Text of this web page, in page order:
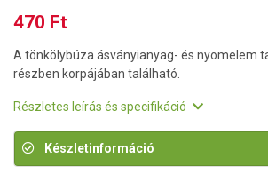
470 Ft
A tönkölybúza ásványianyag- és nyomelem
részben korpájában található.
Részletes leírás és specifikáció
Készletinformáció